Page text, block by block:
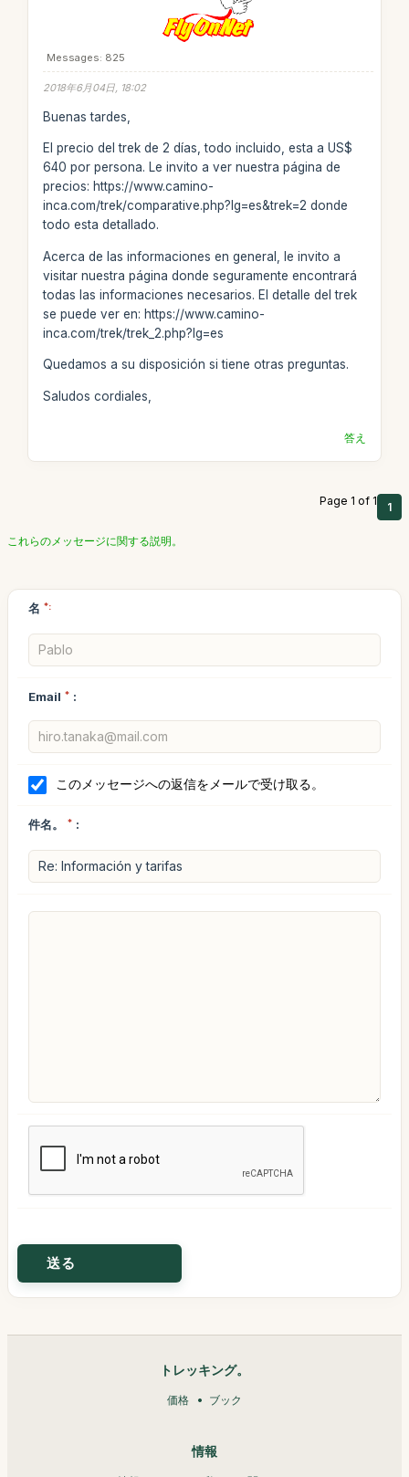
Messages: 825
2018年6月04日, 18:02
Buenas tardes,
El precio del trek de 2 días, todo incluido, esta a US$
640 por persona. Le invito a ver nuestra página de
precios: https://www.camino-
inca.com/trek/comparative.php?lg=es&trek=2 donde
todo esta detallado.
Acerca de las informaciones en general, le invito a
visitar nuestra página donde seguramente encontrará
todas las informaciones necesarios. El detalle del trek
se puede ver en: https://www.camino-
inca.com/trek/trek_2.php?lg=es
Quedamos a su disposición si tiene otras preguntas.
Saludos cordiales,
答え
Page 1 of 1 1
これらのメッセージに関する説明。
名 *:
Email * :
このメッセージへの返信をメールで受け取る。
件名。 * :
トレッキング。
価格 ブック
情報